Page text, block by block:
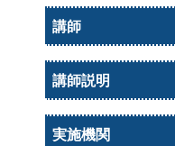
講師
講師説明
実施機関